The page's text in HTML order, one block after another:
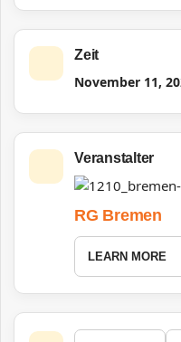
Zeit
November 11,
Veranstalter
RG Bremen
LEARN MORE